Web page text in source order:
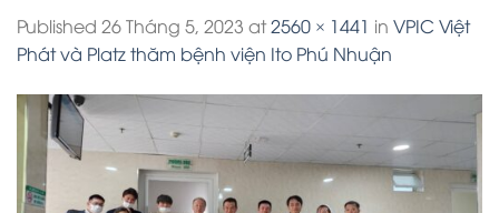
Published 26 Tháng 5, 2023 at2560 × 1441 in VPIC Việt
Phát và Platz thăm bệnh viện Ito Phú Nhuận